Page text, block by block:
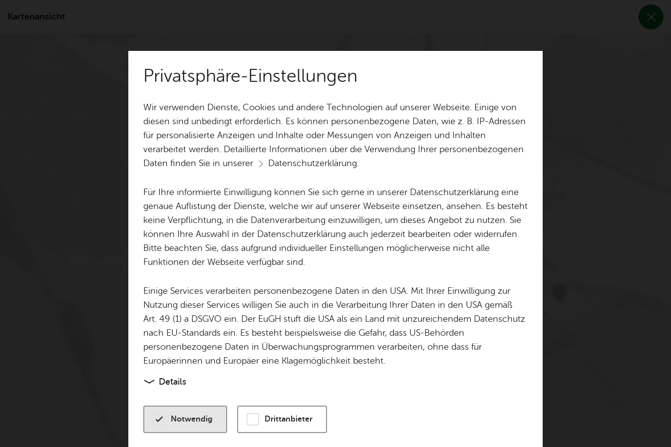
Kartenansicht
Cookie-Hinweis
Zum Laden dieser Karte wird eine Verbindung zu externen Servern hergestellt. Diese verwenden Cookies und
andere Tracking-Technologien, um die Bedienung zu personalisieren und zu verbessern. Weitere Informationen
Cookies akzeptieren und Karte laden
Privatsphäre-Einstellungen
Wir verwenden Dienste, Cookies und andere Technologien auf unserer Webseite. Einige von
diesen sind unbedingt erforderlich. Es können personenbezogene Daten, wie z. B. IP-Adressen
für personalisierte Anzeigen und Inhalte oder Messungen von Anzeigen und Inhalten
verarbeitet werden. Detaillierte Informationen über die Verwendung Ihrer personenbezogenen
Daten finden Sie in unserer
Datenschutzerklärung.
Für Ihre informierte Einwilligung können Sie sich gerne in unserer Datenschutzerklärung eine
genaue Auflistung der Dienste, welche wir auf unserer Webseite einsetzen, ansehen. Es besteht
keine Verpflichtung, in die Datenverarbeitung einzuwilligen, um dieses Angebot zu nutzen. Sie
können Ihre Auswahl in der Datenschutzerklärung auch jederzeit bearbeiten oder widerrufen.
Bitte beachten Sie, dass aufgrund individueller Einstellungen möglicherweise nicht alle
Funktionen der Webseite verfügbar sind.
Einige Services verarbeiten personenbezogene Daten in den USA. Mit Ihrer Einwilligung zur
Nutzung dieser Services willigen Sie auch in die Verarbeitung Ihrer Daten in den USA gemäß
Art. 49 (1) a DSGVO ein. Der EuGH stuft die USA als ein Land mit unzureichendem Datenschutz
nach EU-Standards ein. Es besteht beispielsweise die Gefahr, dass US-Behörden
personenbezogene Daten in Überwachungsprogrammen verarbeiten, ohne dass für
Europäerinnen und Europäer eine Klagemöglichkeit besteht.
Details
Notwendig Drittanbieter